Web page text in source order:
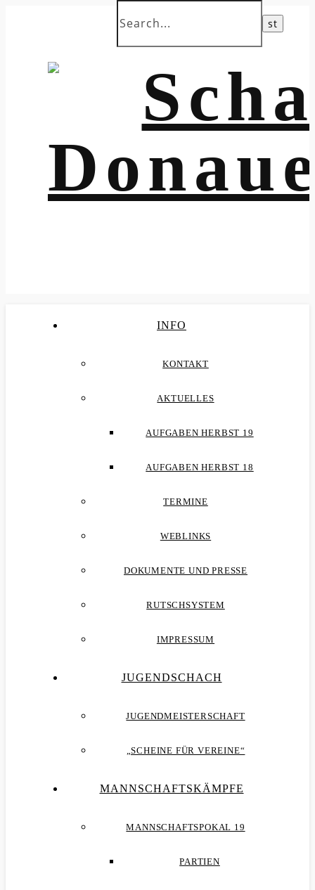
INFO
KONTAKT
AKTUELLES
AUFGABEN HERBST 19
AUFGABEN HERBST 18
TERMINE
WEBLINKS
DOKUMENTE UND PRESSE
RUTSCHSYSTEM
IMPRESSUM
JUGENDSCHACH
JUGENDMEISTERSCHAFT
„SCHEINE FÜR VEREINE“
MANNSCHAFTSKÄMPFE
MANNSCHAFTSPOKAL 19
PARTIEN